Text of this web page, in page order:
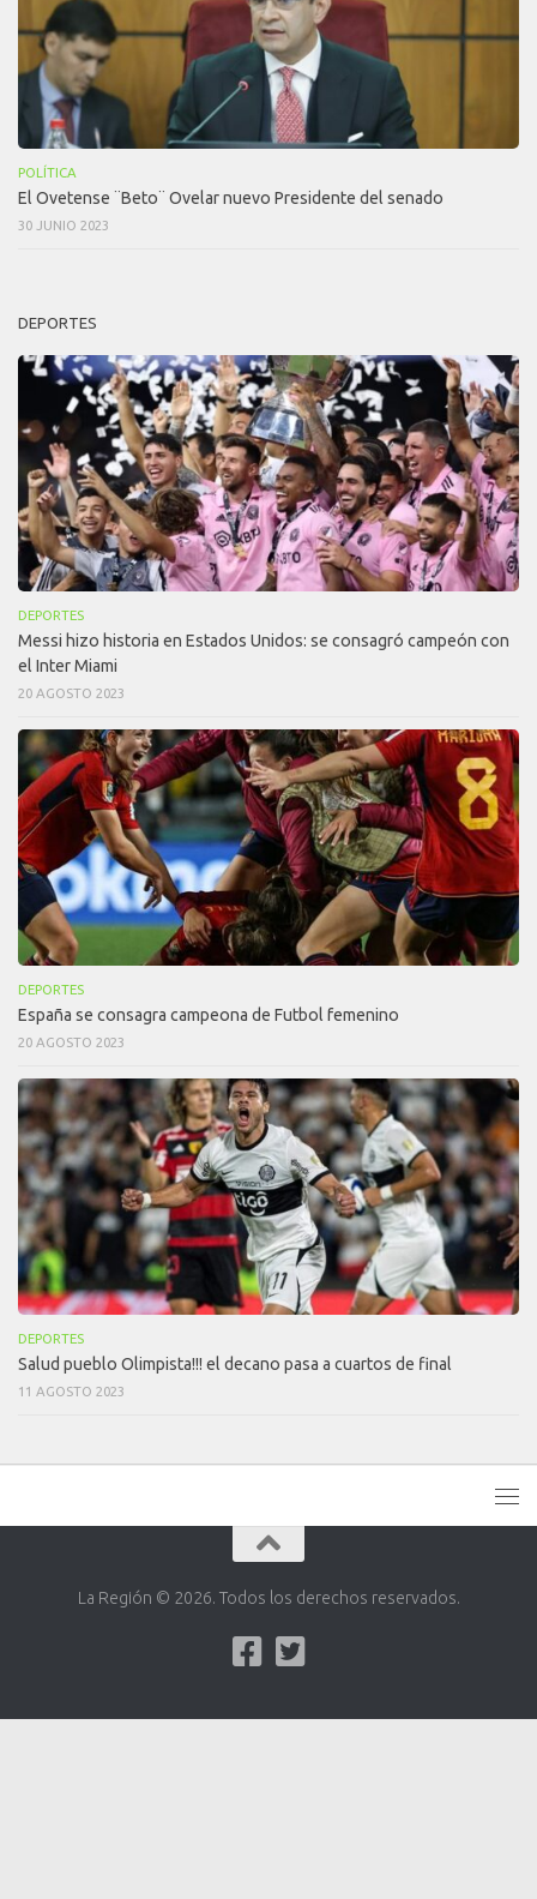
POLÍTICA
El Ovetense ¨Beto¨ Ovelar nuevo Presidente del senado
30 JUNIO 2023
DEPORTES
DEPORTES
Messi hizo historia en Estados Unidos: se consagró campeón con
el Inter Miami
20 AGOSTO 2023
DEPORTES
España se consagra campeona de Futbol femenino
20 AGOSTO 2023
DEPORTES
Salud pueblo Olimpista!!! el decano pasa a cuartos de final
11 AGOSTO 2023
La Región © 2026. Todos los derechos reservados.